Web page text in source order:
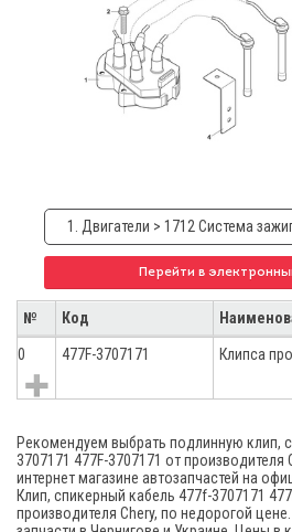
1. Двигатели > 1712 Система
Перейти в
№ Код
0 477F-3707171 Клипса
Рекомендуем выбрать подлинную клип,
3707171 477F-3707171 от производителя
интернет магазине автозапчастей на
Клип, спикерный кабель 477f-3707171
производителя Chery, по недорогой